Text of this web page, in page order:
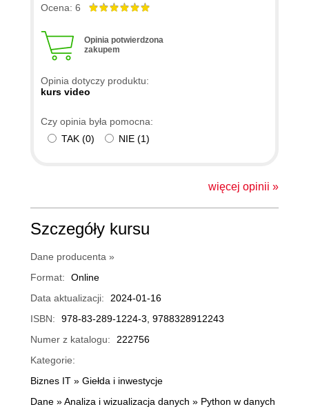
Ocena: 6
Opinia potwierdzona
zakupem
Opinia dotyczy produktu:
kurs video
Czy opinia była pomocna:
TAK (0) NIE (1)
więcej opinii »
Szczegóły kursu
Dane producenta »
Format:
Online
Data aktualizacji:
2024-01-16
ISBN:
978-83-289-1224-3, 9788328912243
Numer z katalogu:
222756
Kategorie:
Biznes IT » Giełda i inwestycje
Dane »Analiza i wizualizacja danych » Python w danych